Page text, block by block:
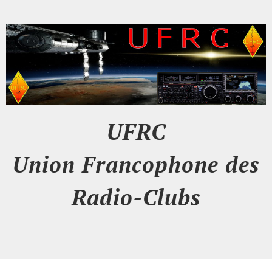
UFRC
Union Francophone des
Radio-Clubs